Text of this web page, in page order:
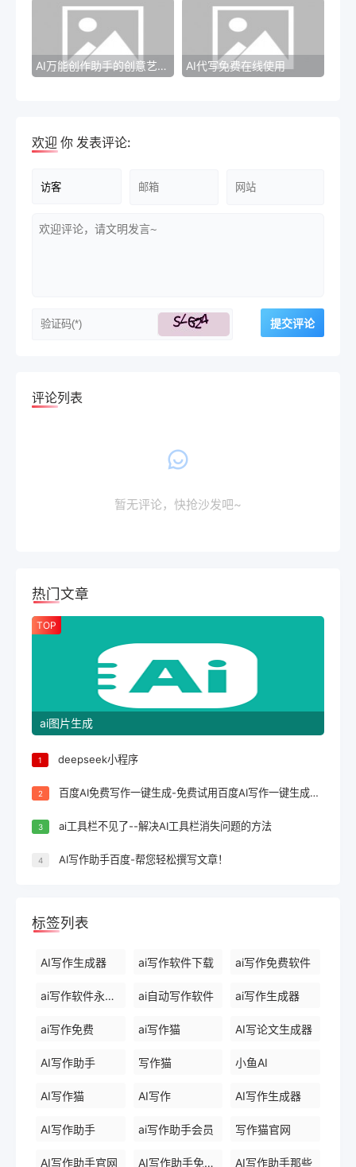
AI万能创作助手的创意艺术之旅 AI代写免费在线使用
欢迎 你 发表评论:
评论列表
暂无评论，快抢沙发吧~
热门文章
TOP
ai图片生成
1 deepseek小程序
2 百度AI免费写作一键生成-免费试用百度AI写作一键生成，轻松完成文案创作！
3 ai工具栏不见了--解决AI工具栏消失问题的方法
4 AI写作助手百度-帮您轻松撰写文章！
标签列表
AI写作生成器 ai写作软件下载 ai写作免费软件
ai写作软件永久免费版 ai自动写作软件 ai写作生成器
ai写作免费 ai写作猫 AI写论文生成器
AI写作助手 写作猫 小鱼AI
AI写作猫 AI写作 AI写作生成器
AI写作助手 ai写作助手会员 写作猫官网
AI写作助手官网 AI写作助手免费版 AI写作助手那些